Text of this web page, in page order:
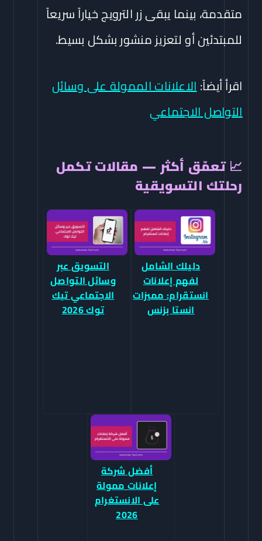
متقدمة، بينما يبقى زر الترويج خياراً سريعاً
للمبتدئين أو لتعزيز منشور بشكل بسيط.
اقرأ أيضاً:الاعلانات الممولة على وسائل
التواصل الاجتماعي
📈 تعمّق أكثر — مقالات تكمل
رحلتك التسويقية
دليلك الشامل
لفهم إعلانات
انستقرام: مميزات
انستا بزنس
التسويق عبر
وسائل التواصل
الاجتماعي تيك
توك 2026
أفضل شركة
إعلانات ممولة
على الانستغرام
2026